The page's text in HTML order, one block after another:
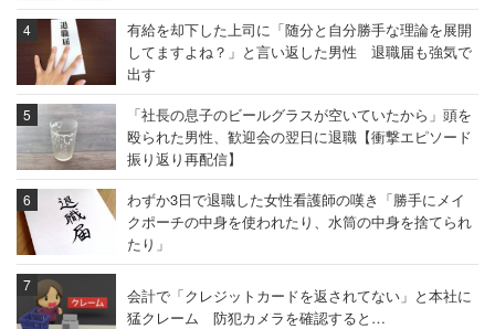
有給を却下した上司に「随分と自分勝手な理論を展開
してますよね？」と言い返した男性 退職届も強気で
出す
「社長の息子のビールグラスが空いていたから」頭を
殴られた男性、歓迎会の翌日に退職【衝撃エピソード
振り返り再配信】
わずか3日で退職した女性看護師の嘆き「勝手にメイ
クポーチの中身を使われたり、水筒の中身を捨てられ
たり」
会計で「クレジットカードを返されてない」と本社に
猛クレーム 防犯カメラを確認すると…